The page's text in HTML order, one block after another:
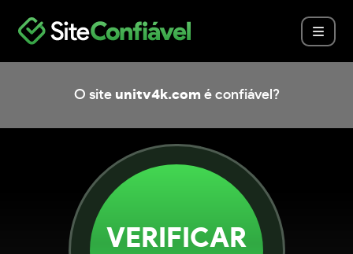
O site unitv4k.com é confiável?
VERIFICAR